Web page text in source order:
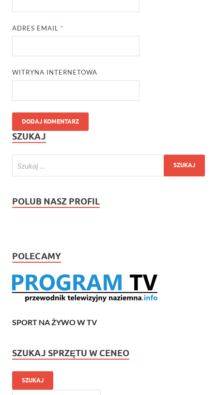
ADRES EMAIL *
WITRYNA INTERNETOWA
SZUKAJ
POLUB NASZ PROFIL
POLECAMY
SPORT NA ŻYWO W TV
SZUKAJ SPRZĘTU W CENEO
SZUKAJ